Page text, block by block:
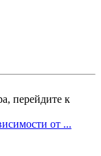
перейдите к
от ...